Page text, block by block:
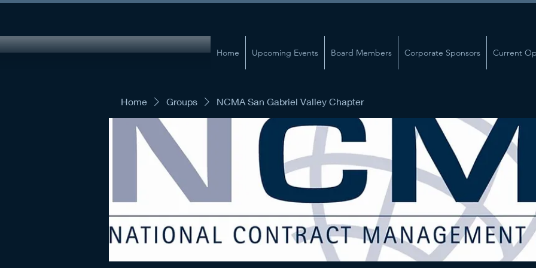
Home Upcoming Events Board Members Corporate Sponsors Current
Home Groups NCMA San Gabriel Valley Chapter